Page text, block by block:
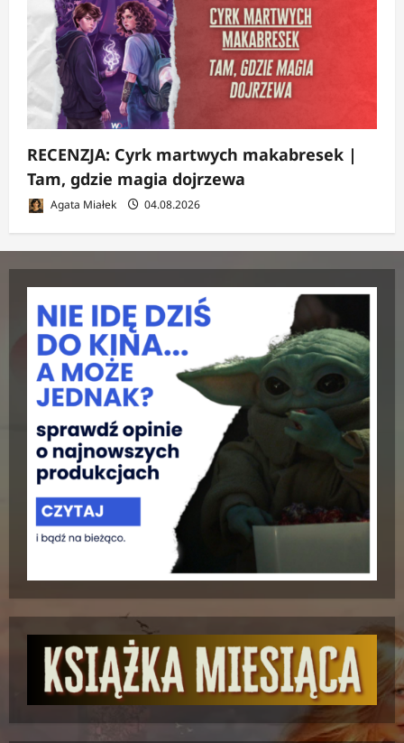
RECENZJA: Cyrk martwych makabresek |
Tam, gdzie magia dojrzewa
Agata Miałek 04.08.2026